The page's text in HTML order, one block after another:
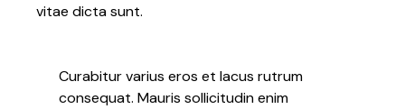
vitae dicta sunt.
Curabitur varius eros et lacus rutrum
consequat. Mauris sollicitudin enim